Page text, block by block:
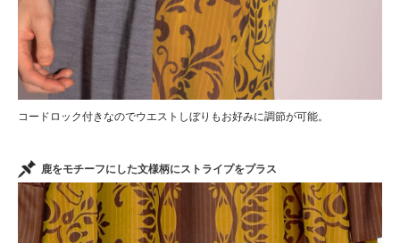
コードロック付きなのでウエストしぼりもお好みに調節が可能。
鹿をモチーフにした文様柄にストライプをプラス